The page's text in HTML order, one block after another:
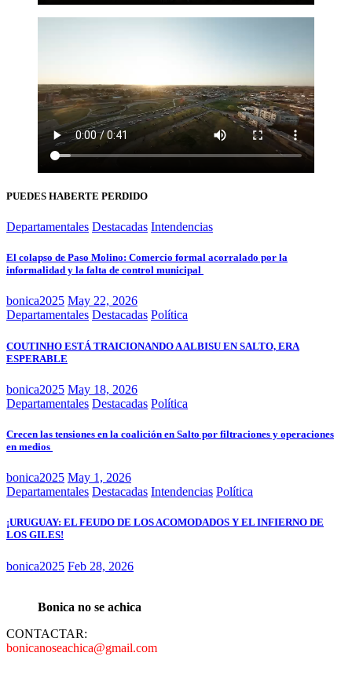
PUEDES HABERTE PERDIDO
Departamentales Destacadas Intendencias
El colapso de Paso Molino: Comercio formal acorralado por la
informalidad y la falta de control municipal
bonica2025 May 22, 2026
Departamentales Destacadas Política
COUTINHO ESTÁ TRAICIONANDO A ALBISU EN SALTO, ERA
ESPERABLE
bonica2025 May 18, 2026
Departamentales Destacadas Política
Crecen las tensiones en la coalición en Salto por filtraciones y operaciones
en medios
bonica2025 May 1, 2026
Departamentales Destacadas Intendencias Política
¡URUGUAY: EL FEUDO DE LOS ACOMODADOS Y EL INFIERNO DE
LOS GILES!
bonica2025 Feb 28, 2026
Bonica no se achica
CONTACTAR:
bonicanoseachica@gmail.com